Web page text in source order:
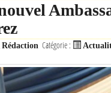
Rédaction Catégorie :